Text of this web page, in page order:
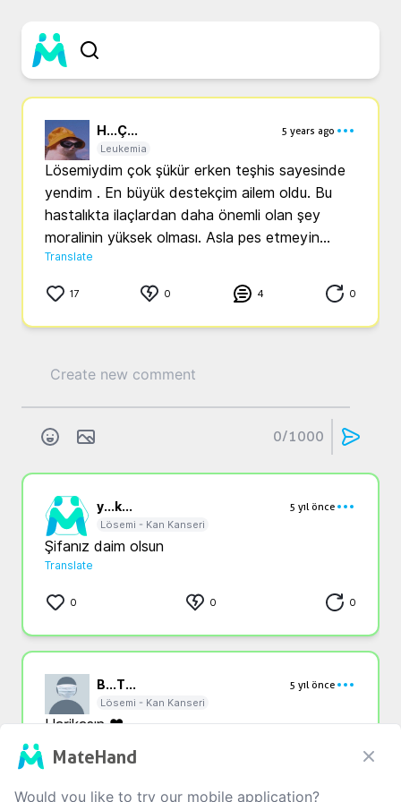
H...Ç...
5 years ago
Leukemia
Lösemiydim çok şükür erken teşhis sayesinde
yendim . En büyük destekçim ailem oldu. Bu
hastalıkta ilaçlardan daha önemli olan şey
moralinin yüksek olması. Asla pes etmeyin...
Translate
17 0 4 0
0/1000
y...k...
5 yıl önce
Lösemi - Kan Kanseri
Şifanız daim olsun
Translate
0 0 0
B...T...
5 yıl önce
Lösemi - Kan Kanseri
Harikasın ❤️
MateHand
Would you like to try our mobile application?